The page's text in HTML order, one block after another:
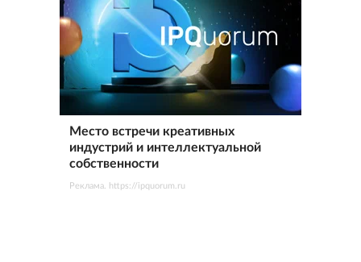
Место встречи креативных
индустрий и интеллектуальной
собственности
Реклама. https://ipquorum.ru